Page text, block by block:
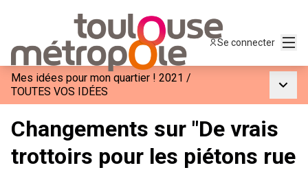
Se connecter
Mes idées pour mon quartier ! 2021 /
TOUTES VOS IDÉES
Changements sur "De vrais
trottoirs pour les piétons rue